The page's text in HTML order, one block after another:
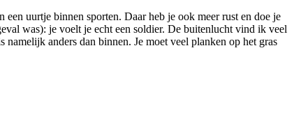
uurtje binnen sporten. Daar heb je ook meer rust en doe je
was): je voelt je echt een soldier. De buitenlucht vind ik veel
anders dan binnen. Je moet veel planken op het gras